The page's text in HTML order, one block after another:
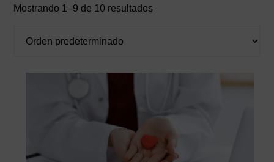
Mostrando 1–9 de 10 resultados